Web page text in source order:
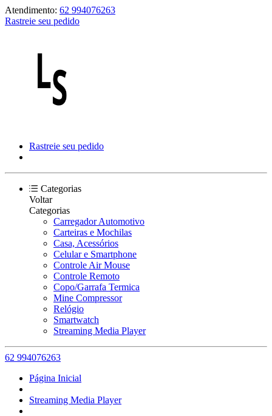
Atendimento: 62 994076263
Rastreie seu pedido
Rastreie seu pedido
Categorias
Voltar
Categorias
Carregador Automotivo
Carteiras e Mochilas
Casa, Acessórios
Celular e Smartphone
Controle Air Mouse
Controle Remoto
Copo/Garrafa Termica
Mine Compressor
Relógio
Smartwatch
Streaming Media Player
62 994076263
Página Inicial
Streaming Media Player